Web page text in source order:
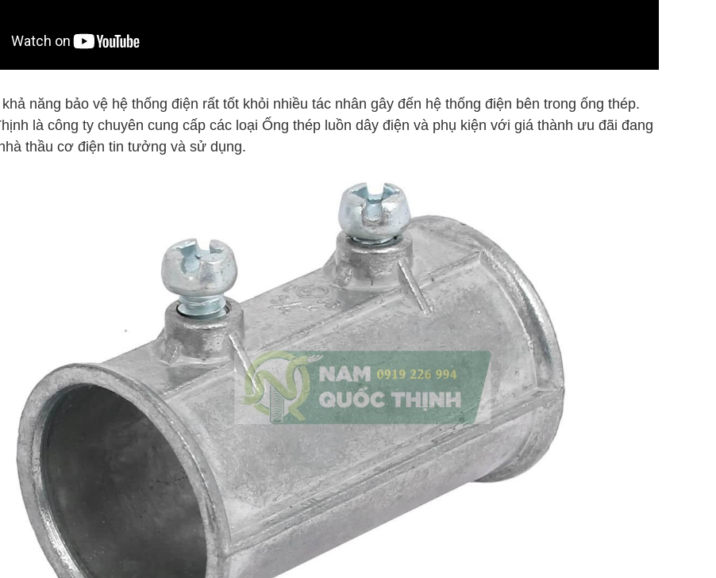
năng bảo vệ hệ thống điện rất tốt khỏi nhiều tác nhân gây đến hệ thống điện bên trong ống thép.
là công ty chuyên cung cấp các loại Ống thép luồn dây điện và phụ kiện với giá thành ưu đãi đang
thầu cơ điện tin tưởng và sử dụng.